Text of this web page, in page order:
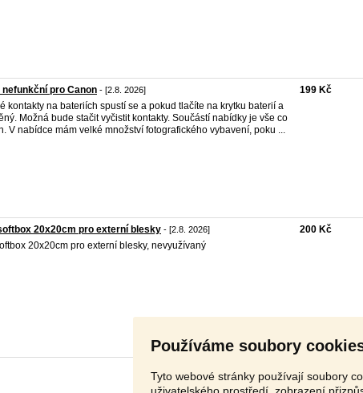
Používáme soubory
Tyto webové stránky používají soubory
uživatelského prostředí, zobrazení
nefunkční pro Canon - [2.8. 2026]
kontakty na bateriích spustí se a pokud tlačíte na krytku baterií a
Možná bude stačit vyčistit kontakty. Součástí nabídky je vše co
V nabídce mám velké množství fotografického vybavení, poku ...
199 Kč
20x20cm pro externí blesky - [2.8. 2026]
20x20cm pro externí blesky, nevyužívaný
200 Kč